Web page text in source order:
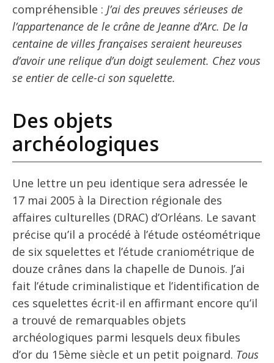
compréhensible : J’ai des preuves sérieuses de
l’appartenance de le crâne de Jeanne d’Arc. De la
centaine de villes françaises seraient heureuses
d’avoir une relique d’un doigt seulement. Chez vous
se entier de celle-ci son squelette.
Des objets
archéologiques
Une lettre un peu identique sera adressée le
17 mai 2005 à la Direction régionale des
affaires culturelles (DRAC) d’Orléans. Le savant
précise qu’il a procédé à l’étude ostéométrique
de six squelettes et l’étude craniométrique de
douze crânes dans la chapelle de Dunois. J’ai
fait l’étude criminalistique et l’identification de
ces squelettes écrit-il en affirmant encore qu’il
a trouvé de remarquables objets
archéologiques parmi lesquels deux fibules
d’or du 15ème siècle et un petit poignard. Tous